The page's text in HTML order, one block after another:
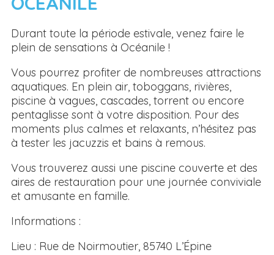
Durant toute la période estivale, venez faire le
plein de sensations à Océanile !
Vous pourrez profiter de nombreuses attractions
aquatiques. En plein air, toboggans, rivières,
piscine à vagues, cascades, torrent ou encore
pentaglisse sont à votre disposition. Pour des
moments plus calmes et relaxants, n’hésitez pas
à tester les jacuzzis et bains à remous.
Vous trouverez aussi une piscine couverte et des
aires de restauration pour une journée conviviale
et amusante en famille.
Informations :
Lieu : Rue de Noirmoutier, 85740 L’Épine